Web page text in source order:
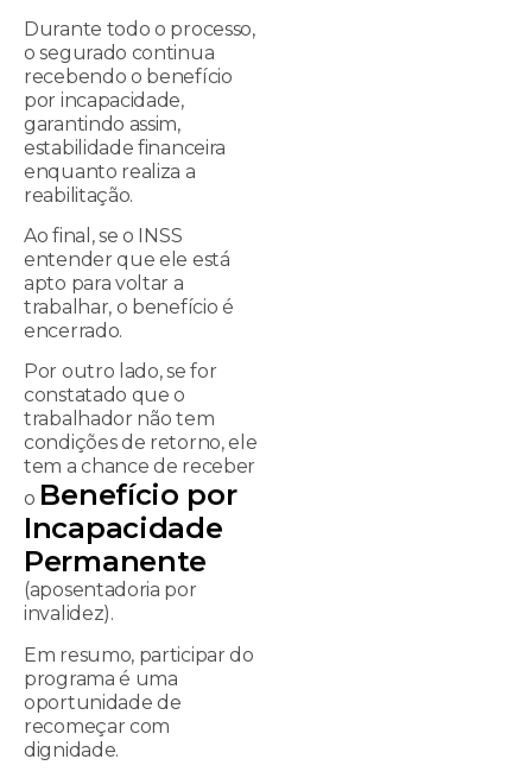
Durante todo o processo,
o segurado continua
recebendo o benefício
por incapacidade,
garantindo assim,
estabilidade financeira
enquanto realiza a
reabilitação.
Ao final, se o INSS
entender que ele está
apto para voltar a
trabalhar, o benefício é
encerrado.
Por outro lado, se for
constatado que o
trabalhador não tem
condições de retorno, ele
tem a chance de receber
o Benefício por
Incapacidade
Permanente
(aposentadoria por
invalidez).
Em resumo, participar do
programa é uma
oportunidade de
recomeçar com
dignidade.